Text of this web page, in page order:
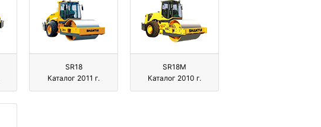
SR18
Каталог 2011 г.
SR18M
Каталог 2010 г.